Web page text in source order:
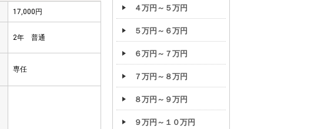
17,000円
2年 普通
専任
４万円～５万円
５万円～６万円
６万円～７万円
７万円～８万円
８万円～９万円
９万円～１０万円